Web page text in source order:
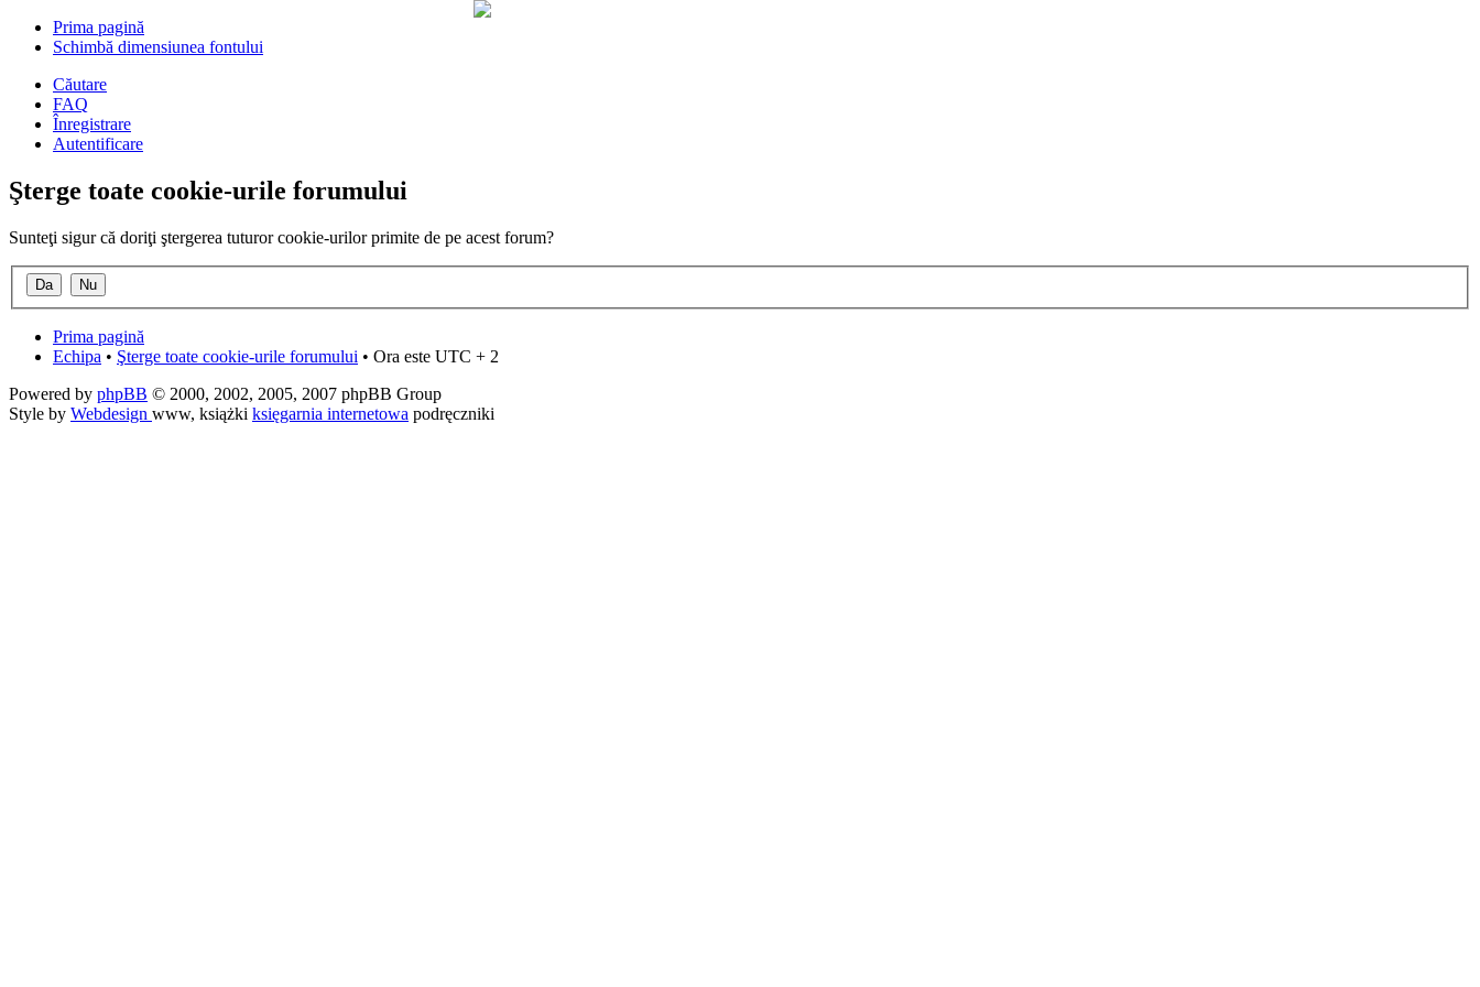
Prima pagină
Schimbă dimensiunea fontului
Căutare
FAQ
Înregistrare
Autentificare
Şterge toate cookie-urile forumului
Sunteţi sigur că doriţi ştergerea tuturor cookie-urilor primite de pe acest forum?
Prima pagină
Echipa • Şterge toate cookie-urile forumului • Ora este UTC + 2
Powered by phpBB © 2000, 2002, 2005, 2007 phpBB Group
Style by Webdesign www, książki księgarnia internetowa podręczniki